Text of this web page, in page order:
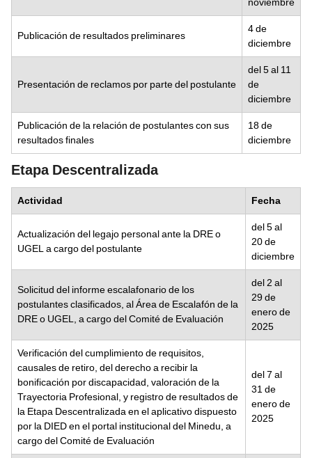
Publicación de resultados preliminares
4 de
diciembre
Presentación de reclamos por parte del postulante
del 5 al 11
de
diciembre
Publicación de la relación de postulantes con sus
resultados finales
18 de
diciembre
Etapa Descentralizada
Actividad Fecha
Actualización del legajo personal ante la DRE o
UGEL a cargo del postulante
del 5 al
20 de
diciembre
Solicitud del informe escalafonario de los
postulantes clasificados, al Área de Escalafón de la
DRE o UGEL, a cargo del Comité de Evaluación
del 2 al
29 de
enero de
2025
Verificación del cumplimiento de requisitos,
causales de retiro, del derecho a recibir la
bonificación por discapacidad, valoración de la
Trayectoria Profesional, y registro de resultados de
la Etapa Descentralizada en el aplicativo dispuesto
por la DIED en el portal institucional del Minedu, a
cargo del Comité de Evaluación
del 7 al
31 de
enero de
2025